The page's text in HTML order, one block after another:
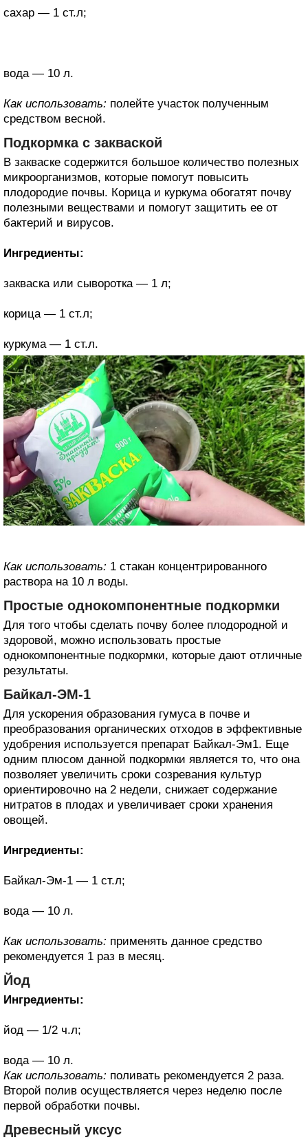
сахар — 1 ст.л;
вода — 10 л.
Как использовать: полейте участок полученным
средством весной.
Подкормка с закваской
В закваске содержится большое количество полезных
микроорганизмов, которые помогут повысить
плодородие почвы. Корица и куркума обогатят почву
полезными веществами и помогут защитить ее от
бактерий и вирусов.
Ингредиенты:
закваска или сыворотка — 1 л;
корица — 1 ст.л;
куркума — 1 ст.л.
Как использовать: 1 стакан концентрированного
раствора на 10 л воды.
Простые однокомпонентные подкормки
Для того чтобы сделать почву более плодородной и
здоровой, можно использовать простые
однокомпонентные подкормки, которые дают отличные
результаты.
Байкал-ЭМ-1
Для ускорения образования гумуса в почве и
преобразования органических отходов в эффективные
удобрения используется препарат Байкал-Эм1. Еще
одним плюсом данной подкормки является то, что она
позволяет увеличить сроки созревания культур
ориентировочно на 2 недели, снижает содержание
нитратов в плодах и увеличивает сроки хранения
овощей.
Ингредиенты:
Байкал-Эм-1 — 1 ст.л;
вода — 10 л.
Как использовать: применять данное средство
рекомендуется 1 раз в месяц.
Йод
Ингредиенты:
йод — 1/2 ч.л;
вода — 10 л.
Как использовать: поливать рекомендуется 2 раза.
Второй полив осуществляется через неделю после
первой обработки почвы.
Древесный уксус